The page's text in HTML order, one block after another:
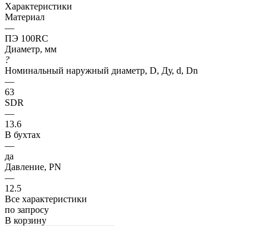
Характеристики
Материал
—
ПЭ 100RC
Диаметр, мм
?
Номинальный наружный диаметр, D, Ду, d, Dn
—
63
SDR
—
13.6
В бухтах
—
да
Давление, PN
—
12.5
Все характеристики
по запросу
В корзину